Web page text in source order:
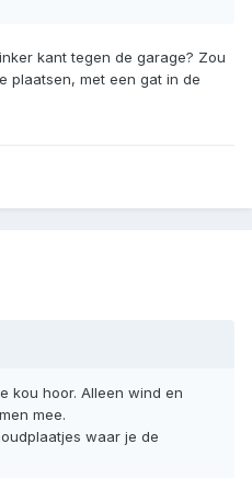
kant tegen de garage? Zou
plaatsen, met een gat in de
kou hoor. Alleen wind en
mee.
waar je de